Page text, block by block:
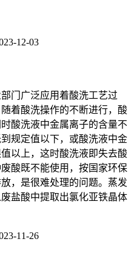
12-03
门广泛应用着酸洗工艺过
着酸洗操作的不断进行，酸
酸洗液中金属离子的含量不
规定值以下，或酸洗液中金
以上，这时酸洗液即失去酸
酸既不能使用，按国家环保
，是很难处理的问题。蒸发
盐酸中提取出氯化亚铁晶体
11-26